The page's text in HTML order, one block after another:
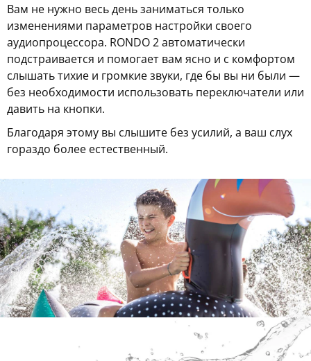
Вам не нужно весь день заниматься только
изменениями параметров настройки своего
аудиопроцессора. RONDO 2 автоматически
подстраивается и помогает вам ясно и с комфортом
слышать тихие и громкие звуки, где бы вы ни были —
без необходимости использовать переключатели или
давить на кнопки.
Благодаря этому вы слышите без усилий, а ваш слух
гораздо более естественный.